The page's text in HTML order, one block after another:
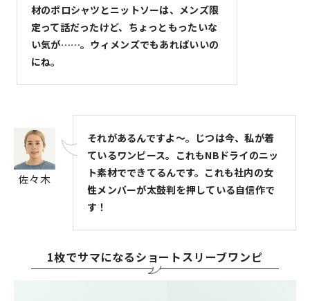
材のポロシャツとニットソーは、メンズ限
定って話だったけど、ちょっともったいな
い気が……。ウィメンズでもあればいいの
にね。
佐々木
それがあるんですよ～。じつは今、私が着
ているワンピース。これもNBドライのニッ
ト素材でできてるんです。これも社内の女
性メンバーが太鼓判を押している自信作で
す！
1枚でサマになるショートスリーブワンピ